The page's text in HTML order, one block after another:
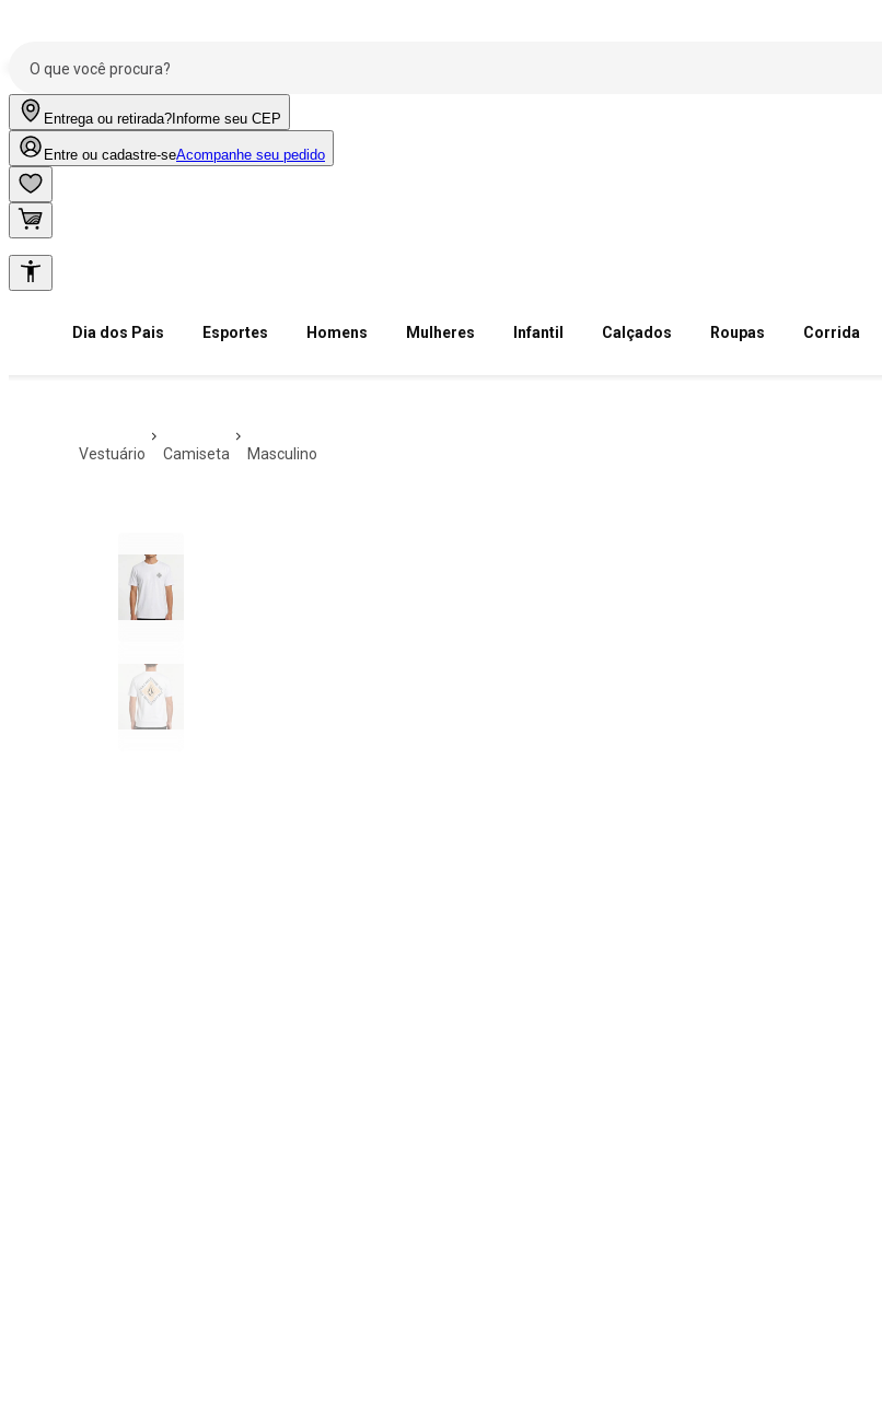
Entrega ou retirada? Informe seu CEP
Entre ou cadastre-seAcompanhe seu pedido
Dia dos Pais Esportes Homens Mulheres Infantil Calçados Roupas Corrida
vestuário camiseta masculino